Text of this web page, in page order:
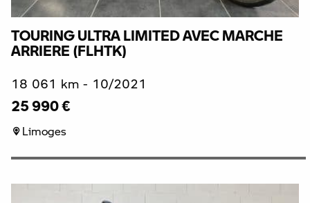
TOURING ULTRA LIMITED AVEC MARCHE
ARRIERE (FLHTK)
18 061 km - 10/2021
25 990 €
Limoges